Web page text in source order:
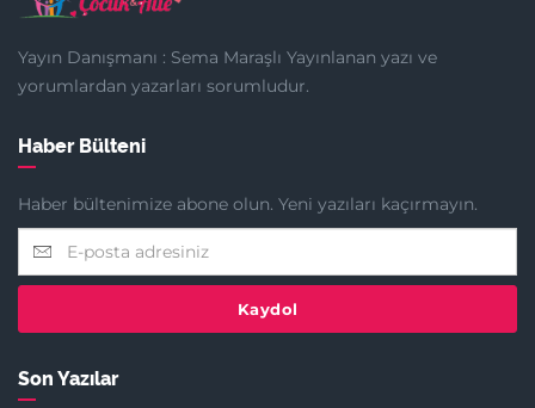
Yayın Danışmanı : Sema Maraşlı Yayınlanan yazı ve
yorumlardan yazarları sorumludur.
Haber Bülteni
Haber bültenimize abone olun. Yeni yazıları kaçırmayın.
Kaydol
Son Yazılar